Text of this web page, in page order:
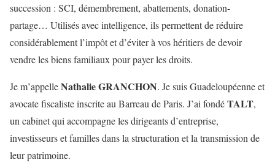
succession : SCI, démembrement, abattements, donation-
partage… Utilisés avec intelligence, ils permettent de réduire
considérablement l’impôt et d’éviter à vos héritiers de devoir
vendre les biens familiaux pour payer les droits.
Je m’appelleNathalie GRANCHON. Je suis Guadeloupéenne et
avocate fiscaliste inscrite au Barreau de Paris. J’ai fondéTALT,
un cabinet qui accompagne les dirigeants d’entreprise,
investisseurs et familles dans la structuration et la transmission de
leur patrimoine.